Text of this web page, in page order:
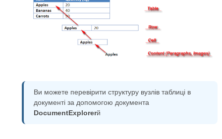
Ви можете перевірити структуру вузлів таблиці в
документі за допомогою документа
DocumentExplorerй